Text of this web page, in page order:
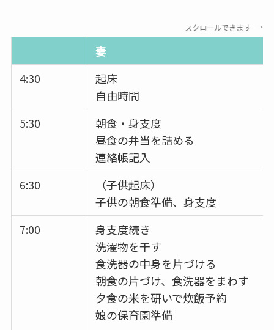
スクロールできます
妻
4:30
起床
自由時間
5:30
朝食・身支度
昼食の弁当を詰める
連絡帳記入
6:30
（子供起床）
子供の朝食準備、身支度
7:00
身支度続き
洗濯物を干す
食洗器の中身を片づける
朝食の片づけ、食洗器をまわす
夕食の米を研いで炊飯予約
娘の保育園準備